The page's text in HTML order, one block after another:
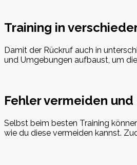
Training in
Damit der Rückruf auch in
und Umgebungen aufbaust, um
Fehler vermeiden
Selbst beim besten Training
wie du diese vermeiden kannst.